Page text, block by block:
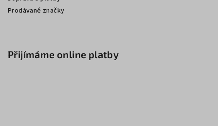
Prodávané značky
Přijímáme online platby